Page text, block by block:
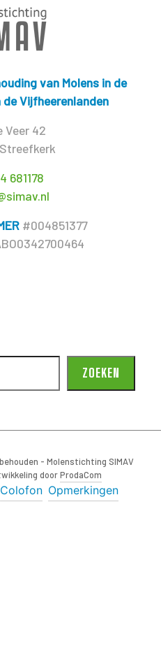
van Molens in de
Vijfheerenlanden
Veer 42
681178
#004851377
ZOEKEN
- Molenstichting SIMAV
doorProdaCom
Colofon Opmerkingen